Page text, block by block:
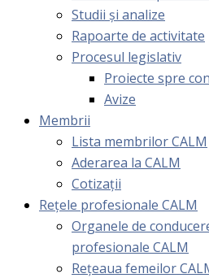
Studii și analize
Rapoarte de activitate
Procesul legislativ
Proiecte spre
Avize
Membrii
Lista membrilor CALM
Aderarea la CALM
Cotizaţii
Rețele profesionale CALM
Organele de
profesionale CALM
Rețeaua femeilor